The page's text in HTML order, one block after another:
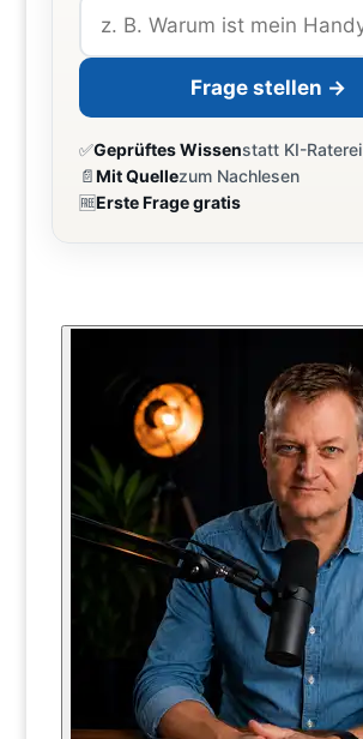
Frage stellen →
✅Geprüftes Wissenstatt KI-Raterei
📄Mit Quellezum Nachlesen
🆓Erste Frage gratis